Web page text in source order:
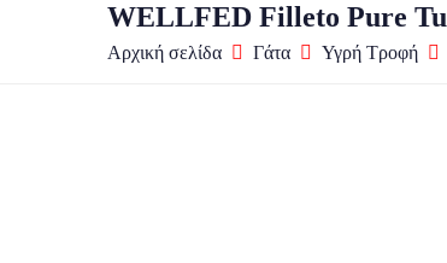
WELLFED Filleto Pure
Αρχική σελίδα Γάτα Υγρή Τροφή